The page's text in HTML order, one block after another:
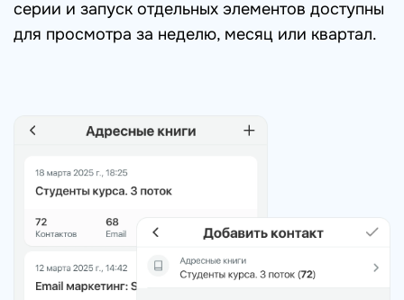
серии и запуск отдельных элементов доступны
для просмотра за неделю, месяц или квартал.